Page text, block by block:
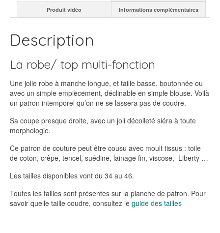
Produit vidéo Informations complémentaires
Description
La robe/ top multi-fonction
Une jolie robe à manche longue, et taille basse, boutonnée ou
avec un simple empiècement, déclinable en simple blouse. Voilà
un patron intemporel qu’on ne se lassera pas de coudre.
Sa coupe presque droite, avec un joli décolleté siéra à toute
morphologie.
Ce patron de couture peut être cousu avec moult tissus : toile
de coton, crêpe, tencel, suédine, lainage fin, viscose, Liberty …
Les tailles disponibles vont du 34 au 46.
Toutes les tailles sont présentes sur la planche de patron. Pour
savoir quelle taille coudre, consultez le guide des tailles